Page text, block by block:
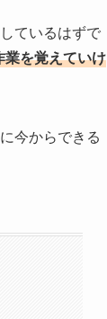
ているはずで
業を覚えていけ
今からできる